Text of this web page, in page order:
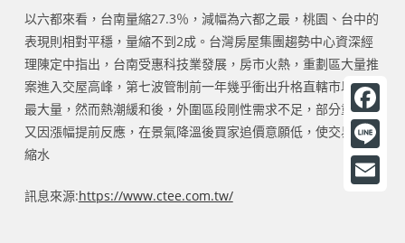
以六都來看，台南量縮27.3％，減幅為六都之最，桃園、台中的
表現則相對平穩，量縮不到2成。台灣房屋集團趨勢中心資深經
理陳定中指出，台南受惠科技業發展，房市火熱，重劃區大量推
案進入交屋高峰，第七波管制前一年幾乎衝出升格直轄市以來的
最大量，然而熱潮緩和後，外圍區段剛性需求不足，部分重劃區
又因漲幅提前反應，在景氣降溫後買家追價意願低，使交易量大
縮水
訊息來源:https://www.ctee.com.tw/
F
a
c
L